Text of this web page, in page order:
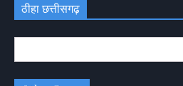
ठीहा छत्तीसगढ़